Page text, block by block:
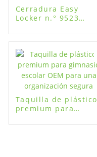
Cerradura Easy
Locker n.° 9523
plástico, acero y
madera
Taquilla de plástico
premium para